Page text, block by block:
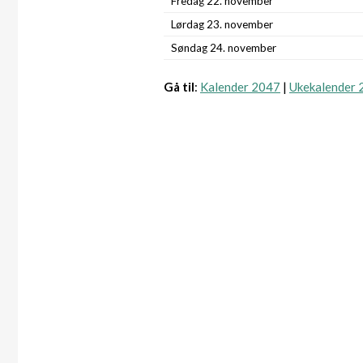
Lørdag 23. november
Søndag 24. november
Gå til: Kalender 2047 | Ukekalender